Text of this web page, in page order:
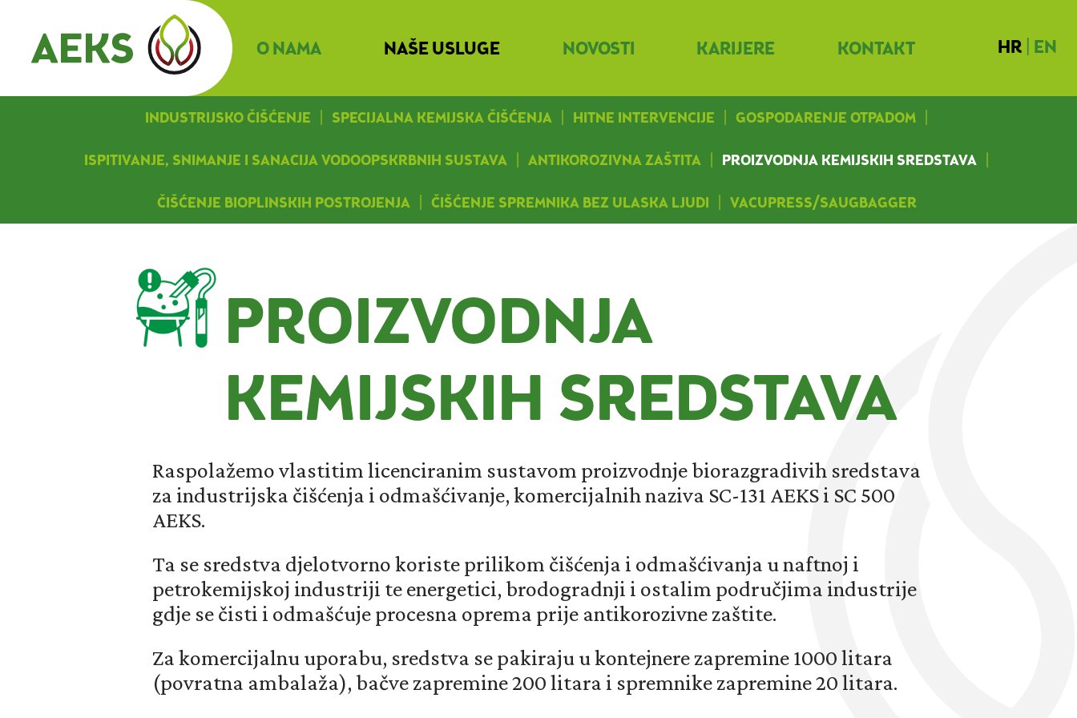
O NAMA NAŠE USLUGE NOVOSTI KARIJERE KONTAKT HR| EN
INDUSTRIJSKO ČIŠĆENJE SPECIJALNA KEMIJSKA ČIŠĆENJA HITNE INTERVENCIJE GOSPODARENJE OTPADOM
ISPITIVANJE, SNIMANJE I SANACIJA VODOOPSKRBNIH SUSTAVA ANTIKOROZIVNA ZAŠTITA PROIZVODNJA KEMIJSKIH SREDSTAVA
ČIŠĆENJE BIOPLINSKIH POSTROJENJA ČIŠĆENJE SPREMNIKA BEZ ULASKA LJUDI VACUPRESS/SAUGBAGGER
PROIZVODNJA
KEMIJSKIH SREDSTAVA
Raspolažemo vlastitim licenciranim sustavom proizvodnje biorazgradivih sredstava
za industrijska čišćenja i odmašćivanje, komercijalnih naziva SC-131 AEKS i SC 500
AEKS.
Ta se sredstva djelotvorno koriste prilikom čišćenja i odmašćivanja u naftnoj i
petrokemijskoj industriji te energetici, brodogradnji i ostalim područjima industrije
gdje se čisti i odmašćuje procesna oprema prije antikorozivne zaštite.
Za komercijalnu uporabu, sredstva se pakiraju u kontejnere zapremine 1000 litara
(povratna ambalaža), bačve zapremine 200 litara i spremnike zapremine 20 litara.